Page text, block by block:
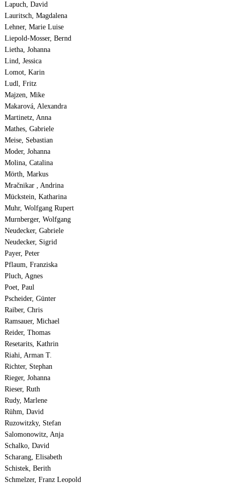
Lapuch, David
Lauritsch, Magdalena
Lehner, Marie Luise
Liepold-Mosser, Bernd
Lietha, Johanna
Lind, Jessica
Lomot, Karin
Ludl, Fritz
Majzen, Mike
Makarová, Alexandra
Martinetz, Anna
Mathes, Gabriele
Meise, Sebastian
Moder, Johanna
Molina, Catalina
Mörth, Markus
Mračnikar , Andrina
Mückstein, Katharina
Muhr, Wolfgang Rupert
Murnberger, Wolfgang
Neudecker, Gabriele
Neudecker, Sigrid
Payer, Peter
Pflaum, Franziska
Pluch, Agnes
Poet, Paul
Pscheider, Günter
Raiber, Chris
Ramsauer, Michael
Reider, Thomas
Resetarits, Kathrin
Riahi, Arman T.
Richter, Stephan
Rieger, Johanna
Rieser, Ruth
Rudy, Marlene
Rühm, David
Ruzowitzky, Stefan
Salomonowitz, Anja
Schalko, David
Scharang, Elisabeth
Schistek, Berith
Schmelzer, Franz Leopold